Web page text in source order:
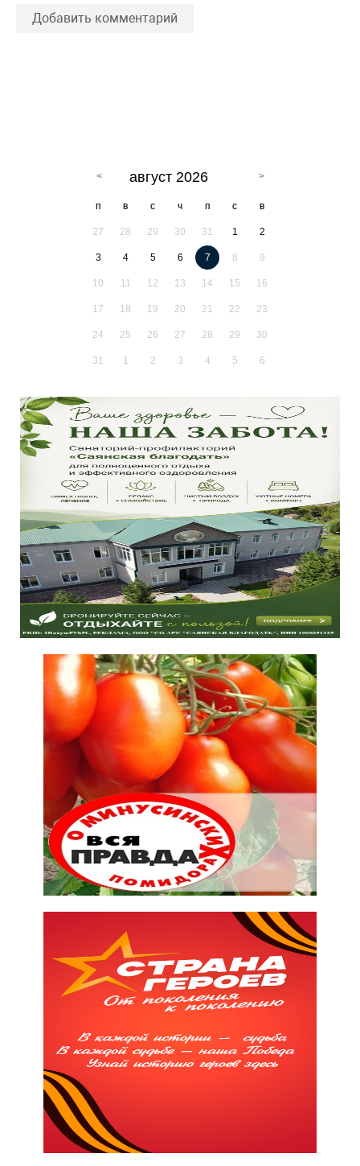
Добавить комментарий
август 2026
п в с ч п с в
27 28 29 30 31 1 2
3 4 5 6 7 8 9
10 11 12 13 14 15 16
17 18 19 20 21 22 23
24 25 26 27 28 29 30
31 1 2 3 4 5 6